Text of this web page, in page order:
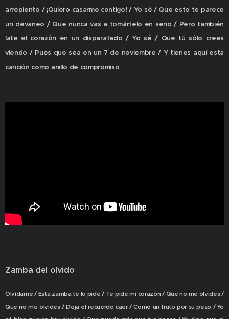
arrepiento / ¡Quiero casarme contigo! / Yo sé / Que esto te parece
un devaneo / Que nunca vas a tomártelo en serio / Pero también
late el corazón en un disparatado / Yo sé / Que tú sólo crees
viendo / Pues que sea en un 7 de noviembre / Y tienes aquí esta
canción como anillo de compromiso
Zamba del olvido
Olvídame / Esta zamba te lo pide / Te pide mi corazón / Que no me olvides /
Que no me olvides / Deja el recuerdo caer / Como un fruto por su peso / Yo